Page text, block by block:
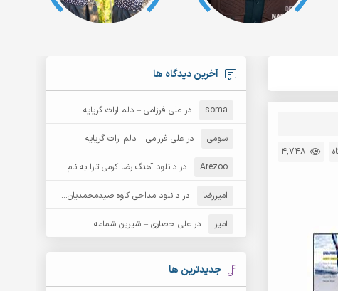
4,748
آخرین دیدگاه ها
soma درعلی فرزامی – دلم ارات گریایه
سومی درعلی فرزامی – دلم ارات گریایه
Arezoo دردانلود آهنگ رضا کرمی تارا به نام قمار
امیررضا دردانلود مداحی کاوه صیدمحمدیان به نام سردار باوفا
امیر درعلی حصاری – شیرین شمامه
جدیدترین ها